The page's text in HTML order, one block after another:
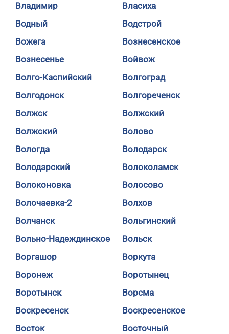
Владимир
Власиха
Водный
Водстрой
Вожега
Вознесенское
Вознесенье
Войвож
Волго-Каспийский
Волгоград
Волгодонск
Волгореченск
Волжск
Волжский
Волжский
Волово
Вологда
Володарск
Володарский
Волоколамск
Волоконовка
Волосово
Волочаевка-2
Волхов
Волчанск
Вольгинский
Вольно-Надеждинское
Вольск
Воргашор
Воркута
Воронеж
Воротынец
Воротынск
Ворсма
Воскресенск
Воскресенское
Восток
Восточный